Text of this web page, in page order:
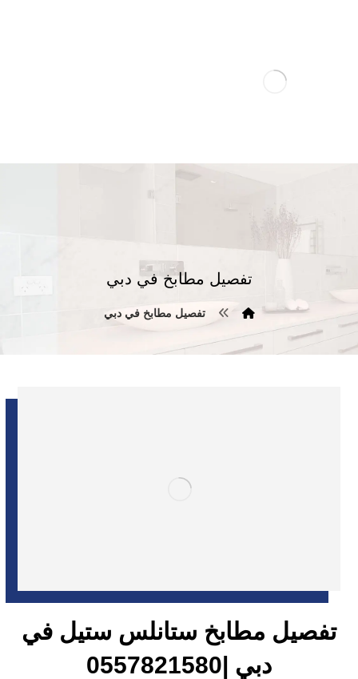
تفصيل مطابخ في دبي
تفصيل مطابخ في دبي
تفصيل مطابخ ستانلس ستيل في
دبي |0557821580